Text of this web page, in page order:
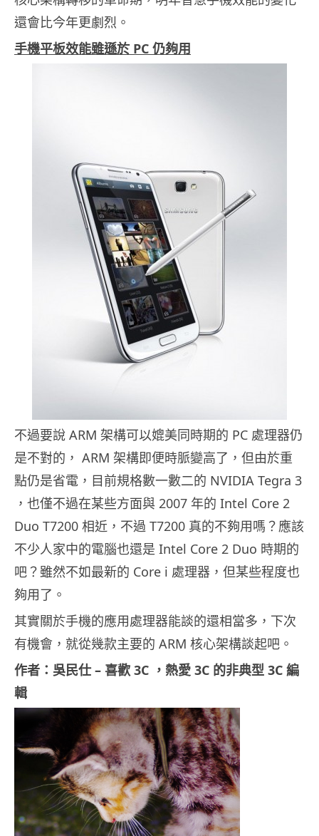
還會比今年更劇烈。
手機平板效能雖遜於 PC 仍夠用
不過要說 ARM 架構可以媲美同時期的 PC 處理器仍
是不對的， ARM 架構即便時脈變高了，但由於重
點仍是省電，目前規格數一數二的 NVIDIA Tegra 3
，也僅不過在某些方面與 2007 年的 Intel Core 2
Duo T7200 相近，不過 T7200 真的不夠用嗎？應該
不少人家中的電腦也還是 Intel Core 2 Duo 時期的
吧？雖然不如最新的 Core i 處理器，但某些程度也
夠用了。
其實關於手機的應用處理器能談的還相當多，下次
有機會，就從幾款主要的 ARM 核心架構談起吧。
作者：吳民仕 – 喜歡 3C ，熱愛 3C 的非典型 3C 編
輯